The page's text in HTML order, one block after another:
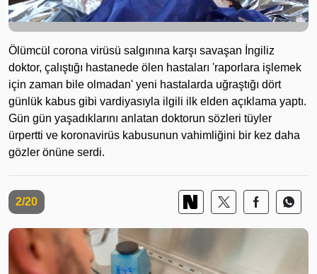
Ölümcül corona virüsü salgınına karşı savaşan İngiliz
doktor, çalıştığı hastanede ölen hastaları 'raporlara işlemek
için zaman bile olmadan' yeni hastalarda uğraştığı dört
günlük kabus gibi vardiyasıyla ilgili ilk elden açıklama yaptı.
Gün gün yaşadıklarını anlatan doktorun sözleri tüyler
ürpertti ve koronavirüs kabusunun vahimliğini bir kez daha
gözler önüne serdi.
2/20